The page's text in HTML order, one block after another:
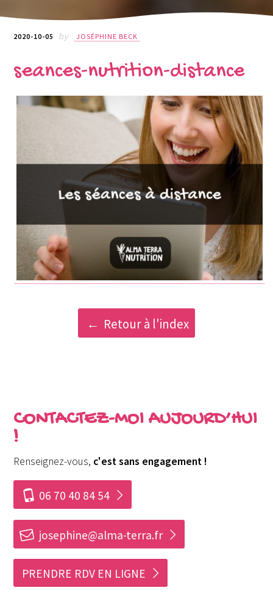
2020-10-05 by JOSÉPHINE BECK
seances-nutrition-distance
Retour à l'index
CONTACTEZ-MOI AUJOURD’HUI
!
Renseignez-vous, c'est sans engagement !
i 06 70 40 84 54
h josephine@alma-terra.fr
PRENDRE RDV EN LIGNE